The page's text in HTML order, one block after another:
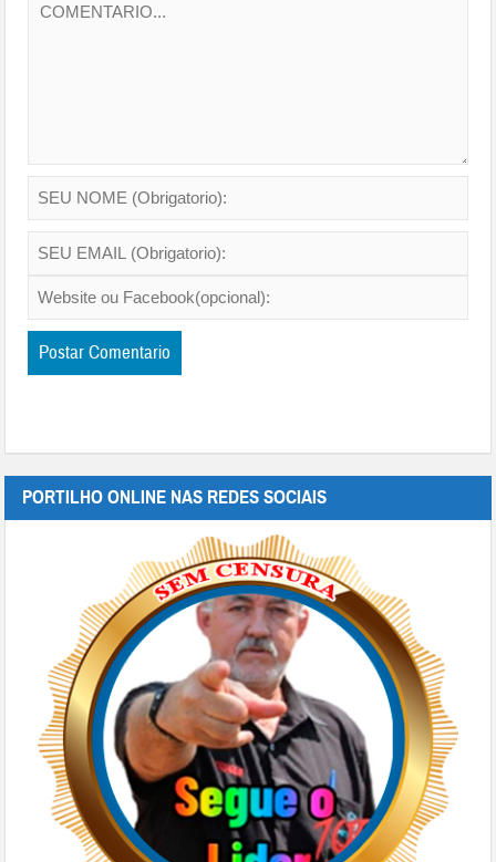
PORTILHO ONLINE NAS REDES SOCIAIS